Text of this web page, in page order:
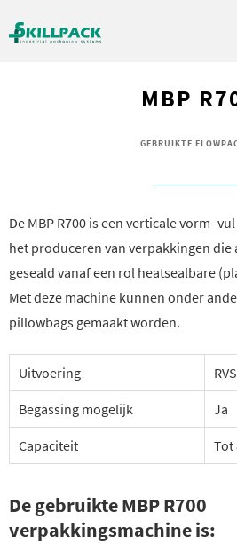
MBP
GEBRUIKTE
De MBP R700 is een verticale vorm-
het produceren van verpakkingen die
geseald vanaf een rol heatsealbare
Met deze machine kunnen onder
pillowbags gemaakt worden.
Uitvoering RVS
Begassing mogelijk Ja
Capaciteit Tot
De gebruikte MBP R700
verpakkingsmachine is: